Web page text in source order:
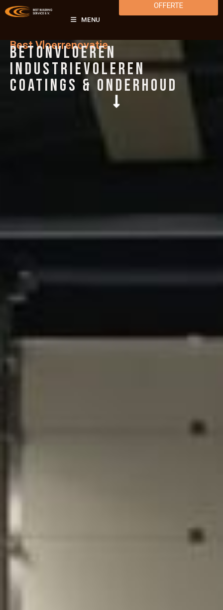
MENU
OFFERTE
Best Vloerrenovatie
BETONVLOEREN
INDUSTRIEVOLEREN
COATINGS & ONDERHOUD